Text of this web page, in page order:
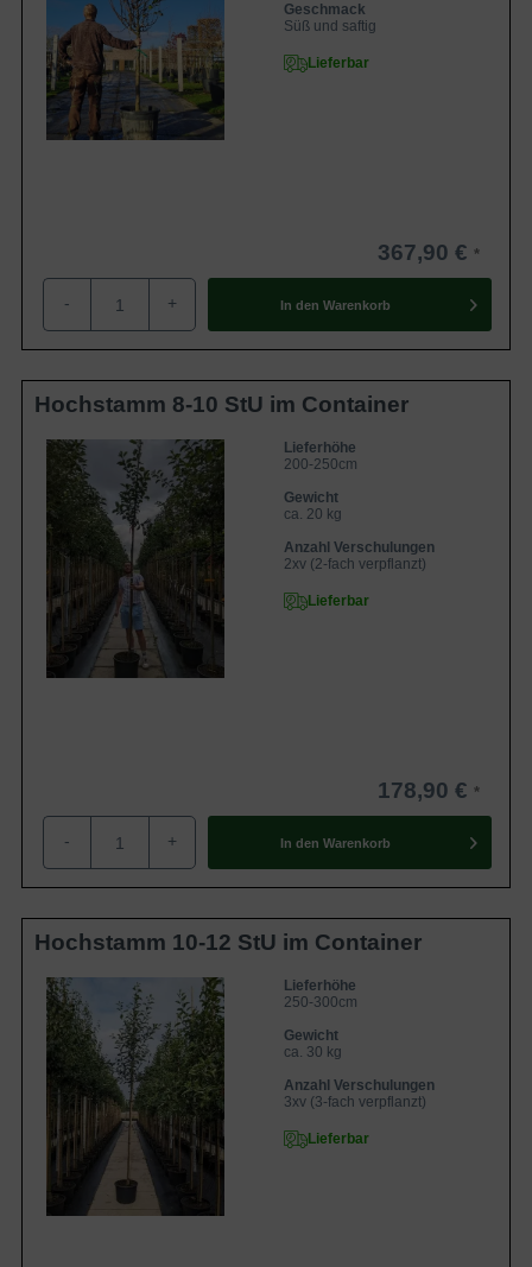
Geschmack
Süß und saftig
Lieferbar
367,90 €
- + In den Warenkorb
Hochstamm 8-10 StU im Container
Lieferhöhe
200-250cm
Gewicht
ca. 20 kg
Anzahl Verschulungen
2xv (2-fach verpflanzt)
Lieferbar
178,90 €
- + In den Warenkorb
Hochstamm 10-12 StU im Container
Lieferhöhe
250-300cm
Gewicht
ca. 30 kg
Anzahl Verschulungen
3xv (3-fach verpflanzt)
Lieferbar